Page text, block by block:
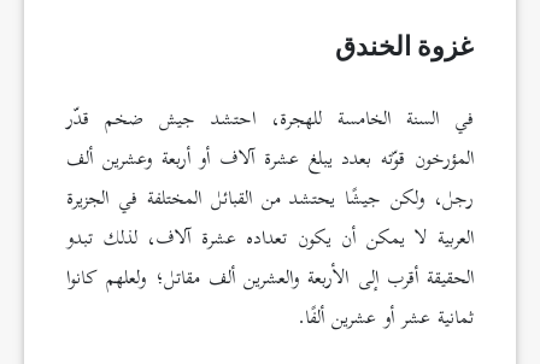
غزوة الخندق
في السنة الخامسة للهجرة، احتشد جيش ضخم قدّر
المؤرخون قوّته بعدد يبلغ عشرة آلاف أو أربعة وعشرين ألف
رجل، ولكن جيشًا يحتشد من القبائل المختلفة في الجزيرة
العربية لا يمكن أن يكون تعداده عشرة آلاف، لذلك تبدو
الحقيقة أقرب إلى الأربعة والعشرين ألف مقاتل؛ ولعلهم كانوا
ثمانية عشر أو عشرين ألفًا.